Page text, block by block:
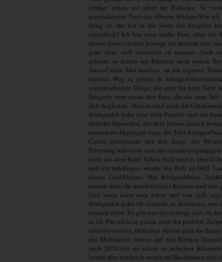
schlägt schon seit jeher für Balladen. So
persönlichster Titel des Albums &bdquoWie
Song ist, der tief in die Seele der Sängerin
eigentlich? Ich bin eine starke Frau, aber ich
Genau dieses Gefühl besinge ich &ndash dass
ganz ohne sich verstellen zu müssen. Auch
scheint, so haben wir Künstler auch unsere
Anna-Carina Mut machen, an die eigenen
eigenen Weg zu gehen. In
wunderschönen Dinge, die man für kein Geld
Sängerin zum einen ihre Fans, die sie zum
Zeit begleiten. Aber es sind auch die
&bdquoIch habe eine tolle Familie und die
ehrliche Menschen, die dein Leben einfach
besonderes Highlight sorgt der Titel
Carina gemeinsam mit den Jungs der
Partysong bekommt man mit seinem
mehr aus dem Kopf. Schon bald wird es überall
und ich hab&lsquo wieder die Welt im Griff.
dieses Lied&ldquo. Mit &bdquoMeine
einmal mehr ihr musikalisches Können und
Und wann kann man schon mal von sich
&bdquoIch habe oft versucht zu definieren,
einfach nicht. Es gibt nur die richtige Zeit, in
es ist. Für mich ist genau jetzt der perfekte
selbstbewussten, ehrlichen Album geht die
das Multitalent bereits auf den Bühnen
auch 2024 hat sie schon so manchen
laufen aber natürlich weiter auf Hochtouren und